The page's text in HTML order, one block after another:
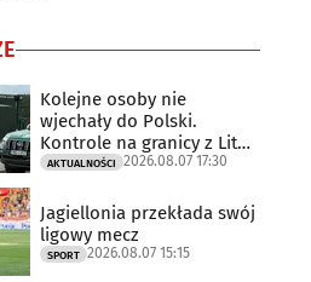
Kolejne osoby nie
wjechały do Polski.
Kontrole na granicy z Litwą
trwają
AKTUALNOŚCI 2026.08.07 17:30
Jagiellonia przekłada swój
ligowy mecz
SPORT 2026.08.07 15:15